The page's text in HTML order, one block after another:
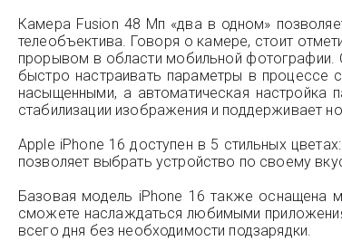
Камера Fusion 48 Мп «два в одном»
телеобъектива. Говоря о камере, стоит
прорывом в области мобильной фотографии.
быстро настраивать параметры в процессе
насыщенными, а автоматическая настройка
стабилизации изображения и поддерживает
Apple iPhone 16 доступен в 5 стильных
позволяет выбрать устройство по своему
Базовая модель iPhone 16 также оснащена
сможете наслаждаться любимыми
всего дня без необходимости подзарядки.